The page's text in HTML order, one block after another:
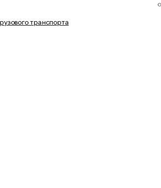
транспорта